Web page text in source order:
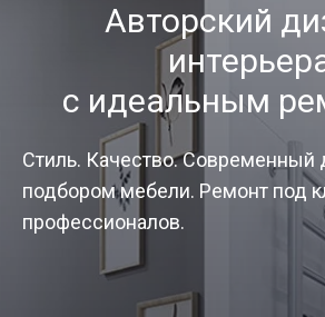
Авторский
с идеальным
Стиль. Качество. Современный
подбором мебели. Ремонт под
профессионалов.